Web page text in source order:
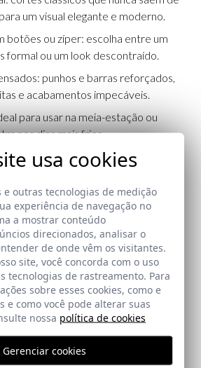
um visual elegante e moderno.
botões ou zíper: escolha entre um
formal ou um look descontraído.
punhos e barras reforçados,
e acabamentos impecáveis.
para usar na meia-estação ou
nos dias mais frios.
são o complemento
para
La Garrocha®:
elegância
Cardigans para homem em nossa
gosto e sofisticação.
usa cookies
e outras tecnologias de medição
experiência de navegação no
a mostrar conteúdo
direcionados, analisar o
de onde vêm os visitantes.
site, você concorda com o uso
tecnologias de rastreamento. Para
sobre esses cookies, como e
e como você pode alterar suas
nossa política de cookies
Gerenciar cookies